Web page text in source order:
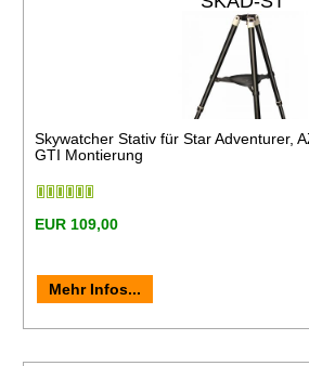
Skywatcher Stativ für Star Adventurer,
GTI Montierung
EUR 109,00
Mehr Infos...